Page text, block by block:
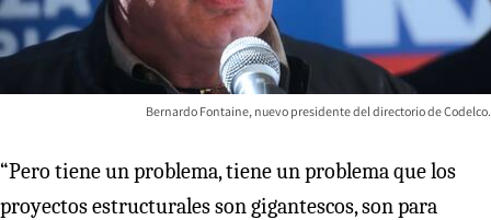
Bernardo Fontaine, nuevo presidente del directorio de Codelco.
“Pero tiene un problema, tiene un problema que los
proyectos estructurales son gigantescos, son para